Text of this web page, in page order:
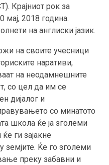
Крајниот рок за
мај, 2018 година.
на англиски јазик.
на своите учесници
наративи,
на неодамнешните
со цел да им се
дијалог и
со минатото
школа ќе ја зголеми
ги зајакне
земјите. Ќе го зголеми
преку забавни и